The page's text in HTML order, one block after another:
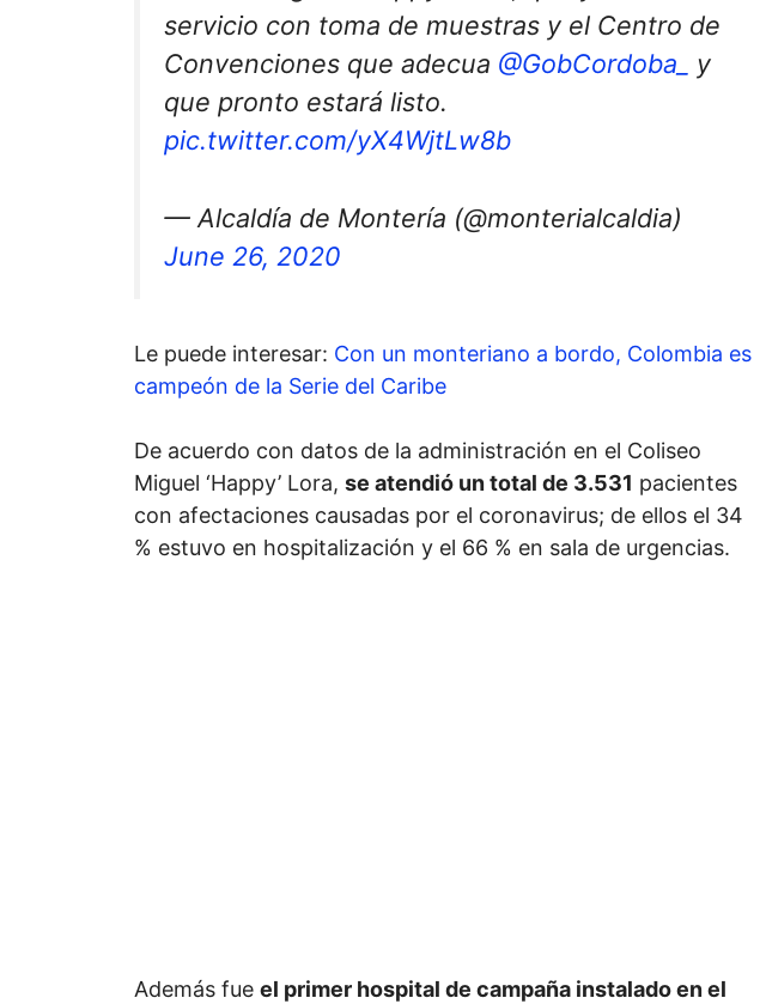
servicio con toma de muestras y el Centro de
Convenciones que adecua @GobCordoba_
y
que pronto estará listo.
pic.twitter.com/yX4WjtLw8b
— Alcaldía de Montería (@monterialcaldia)
June 26, 2020
Le puede interesar: Con un monteriano a bordo, Colombia es
campeón de la Serie del Caribe
De acuerdo con datos de la administración en el Coliseo
Miguel ‘Happy’ Lora, se atendió un total de 3.531 pacientes
con afectaciones causadas por el coronavirus; de ellos el 34
% estuvo en hospitalización y el 66 % en sala de urgencias.
Además fue el primer hospital de campaña instalado en el